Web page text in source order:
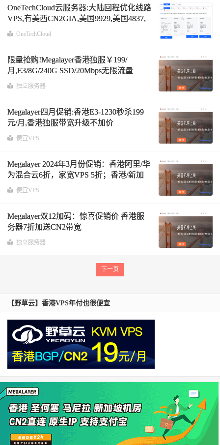
OneTechCloud云服务器:大陆回程优化线路
VPS,有美西CN2GIA,美国9929,美国4837,
美国9929-ISP,美国4837-ISP,美国CERA,香
OneTechCloud
限量抢购!Megalayer香港独服￥199/
月,E3/8G/240G SSD/20Mbps无限流量
独立服务器
Megalayer四月促销:香港E3-1230秒杀199
元/月,香港独服带宽升级不加价
便宜VPS
Megalayer 2024年3月份促销：香港阿里/华
为混合云6折，家宽VPS 5折；香港/新加
坡高防6折；香港E3-1230独服399元/月
便宜VPS
Megalayer双12加码：惊喜促销价 香港服
务器7折加送CN2带宽
独立服务器
下一页
【野草云】香港VPS年付也很便宜